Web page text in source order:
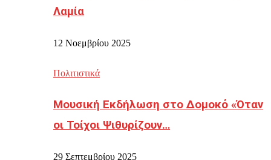
Λαμία
12 Νοεμβρίου 2025
Πολιτιστικά
Μουσική Εκδήλωση στο Δομοκό «Όταν
οι Τοίχοι Ψιθυρίζουν…
29 Σεπτεμβρίου 2025